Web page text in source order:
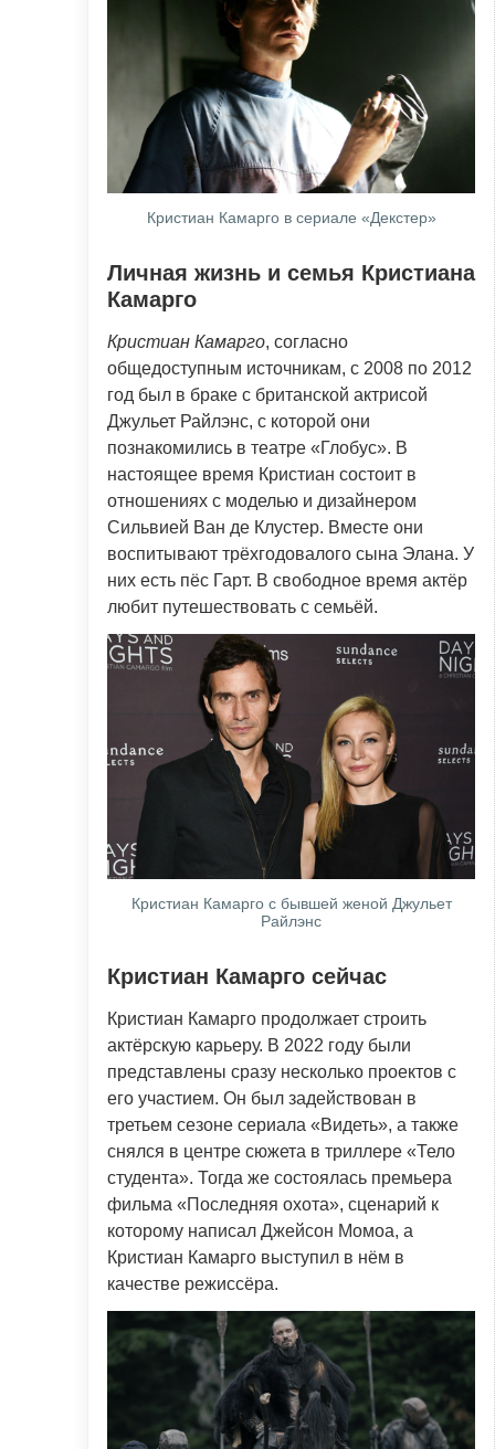
Кристиан Камарго в сериале «Декстер»
Личная жизнь и семья Кристиана
Камарго
Кристиан Камарго, согласно
общедоступным источникам, с 2008 по 2012
год был в браке с британской актрисой
Джульет Райлэнс, с которой они
познакомились в театре «Глобус». В
настоящее время Кристиан состоит в
отношениях с моделью и дизайнером
Сильвией Ван де Клустер. Вместе они
воспитывают трёхгодовалого сына Элана. У
них есть пёс Гарт. В свободное время актёр
любит путешествовать с семьёй.
Кристиан Камарго с бывшей женой Джульет
Райлэнс
Кристиан Камарго сейчас
Кристиан Камарго продолжает строить
актёрскую карьеру. В 2022 году были
представлены сразу несколько проектов с
его участием. Он был задействован в
третьем сезоне сериала «Видеть», а также
снялся в центре сюжета в триллере «Тело
студента». Тогда же состоялась премьера
фильма «Последняя охота», сценарий к
которому написал Джейсон Момоа, а
Кристиан Камарго выступил в нём в
качестве режиссёра.